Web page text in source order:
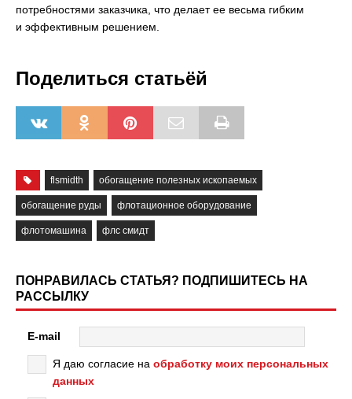
потребностями заказчика, что делает ее весьма гибким
и эффективным решением.
Поделиться статьёй
flsmidth обогащение полезных ископаемых
обогащение руды флотационное оборудование
флотомашина флс смидт
ПОНРАВИЛАСЬ СТАТЬЯ? ПОДПИШИТЕСЬ НА
РАССЫЛКУ
E-mail
Я даю согласие на обработку моих персональных
данных